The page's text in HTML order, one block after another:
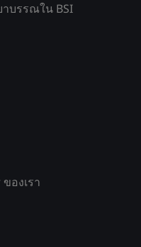
บรรณใน BSI
องเรา